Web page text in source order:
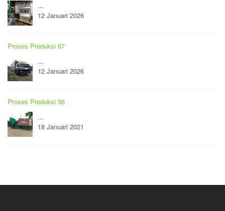
...
12 Januari 2026
Proses Produksi 67
...
12 Januari 2026
Proses Produksi 56
...
18 Januari 2021